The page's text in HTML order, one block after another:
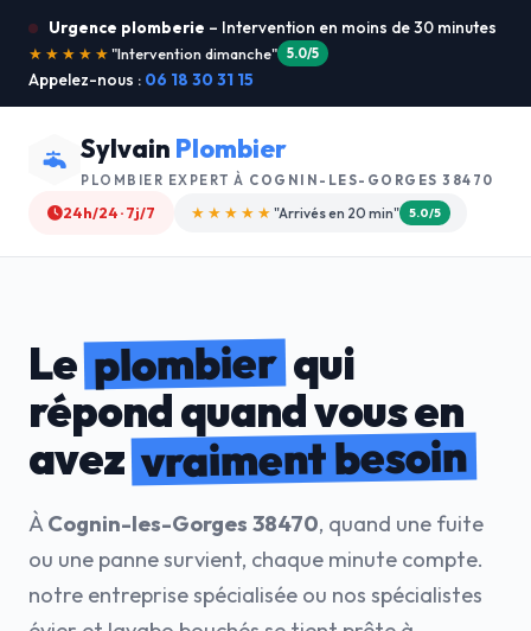
Urgence plomberie – Intervention en moins de 30 minutes
★★★★★"Je recommande !" 4.9/5
Appelez-nous : 06 18 30 31 15
Sylvain Plombier
PLOMBIER EXPERT À COGNIN-LES-GORGES 38470
24h/24 · 7j/7 ★★★★☆ "Devis gratuit" 4.8/5
Leplombierqui
répond quand vous en
avezvraiment besoin
ÀCognin-les-Gorges 38470, quand une fuite
ou une panne survient, chaque minute compte.
notre entreprise spécialisée ou nos spécialistes